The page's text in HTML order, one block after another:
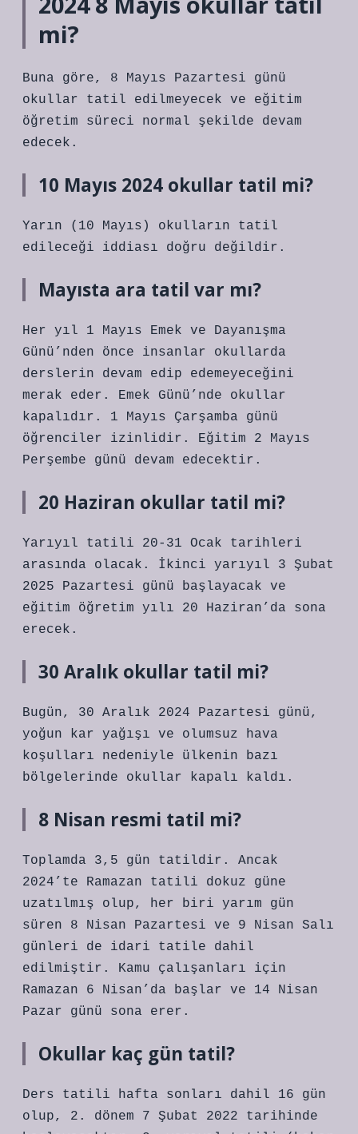
mi?
Buna göre, 8 Mayıs Pazartesi günü
okullar tatil edilmeyecek ve eğitim
öğretim süreci normal şekilde devam
edecek.
10 Mayıs 2024 okullar tatil mi?
Yarın (10 Mayıs) okulların tatil
edileceği iddiası doğru değildir.
Mayısta ara tatil var mı?
Her yıl 1 Mayıs Emek ve Dayanışma
Günü’nden önce insanlar okullarda
derslerin devam edip edemeyeceğini
merak eder. Emek Günü’nde okullar
kapalıdır. 1 Mayıs Çarşamba günü
öğrenciler izinlidir. Eğitim 2 Mayıs
Perşembe günü devam edecektir.
20 Haziran okullar tatil mi?
Yarıyıl tatili 20-31 Ocak tarihleri ​​
arasında olacak. İkinci yarıyıl 3 Şubat
2025 Pazartesi günü başlayacak ve
eğitim öğretim yılı 20 Haziran’da sona
erecek.
30 Aralık okullar tatil mi?
Bugün, 30 Aralık 2024 Pazartesi günü,
yoğun kar yağışı ve olumsuz hava
koşulları nedeniyle ülkenin bazı
bölgelerinde okullar kapalı kaldı.
8 Nisan resmi tatil mi?
Toplamda 3,5 gün tatildir. Ancak
2024’te Ramazan tatili dokuz güne
uzatılmış olup, her biri yarım gün
süren 8 Nisan Pazartesi ve 9 Nisan Salı
günleri de idari tatile dahil
edilmiştir. Kamu çalışanları için
Ramazan 6 Nisan’da başlar ve 14 Nisan
Pazar günü sona erer.
Okullar kaç gün tatil?
Ders tatili hafta sonları dahil 16 gün
olup, 2. dönem 7 Şubat 2022 tarihinde